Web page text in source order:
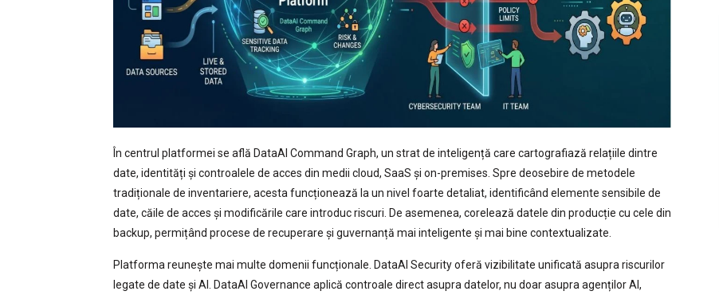
În centrul platformei se află DataAI Command Graph, un strat de inteligență care cartografiază relațiile dintre
date, identități și controalele de acces din medii cloud, SaaS și on-premises. Spre deosebire de metodele
tradiționale de inventariere, acesta funcționează la un nivel foarte detaliat, identificând elemente sensibile de
date, căile de acces și modificările care introduc riscuri. De asemenea, corelează datele din producție cu cele din
backup, permițând procese de recuperare și guvernanță mai inteligente și mai bine contextualizate.
Platforma reunește mai multe domenii funcționale. DataAI Security oferă vizibilitate unificată asupra riscurilor
legate de date și AI. DataAI Governance aplică controale direct asupra datelor, nu doar asupra agenților AI,